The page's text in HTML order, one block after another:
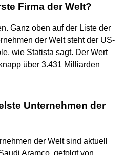
Firma der Welt?
Ganz oben auf der Liste der
der Welt steht der US-
wie Statista sagt. Der Wert
über 3.431 Milliarden
Unternehmen der
der Welt sind aktuell
Aramco, gefolgt von